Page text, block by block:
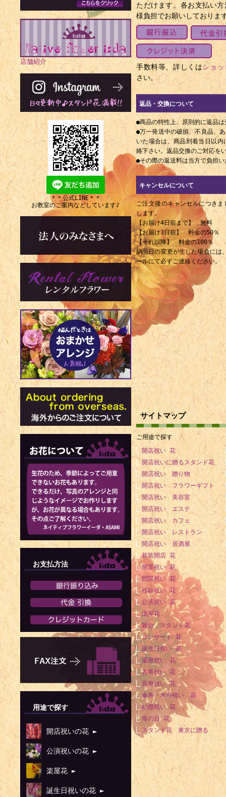
ただけます。各お支払い
様負担でお願いしておりま
手数料等、詳しくはショ
さい。
返品・交換について
●商品の特性上、原則的に返品
●万一発送中の破損、不良品、
いた場合は、商品到着当日以
絡下さい。返品交換のご対応を
●その際の返送料は当方で負担
キャンセルについて
ご注文後のキャンセルにつき
します。
【お届け4日前まで】 無料
【お届け3日前】 料金の50％
【それ以降】 料金の100％
納品日の変更が生じた場合には
ールにて必ずご連絡ください。
サイトマップ
ご用途で探す
開店祝い 花
開店祝いに贈るスタンド花
開店祝い 贈り物
開店祝い フラワーギフト
開店祝い 美容室
開店祝い エステ
開店祝い カフェ
開店祝い レストラン
開店祝い 居酒屋
新装開店 花
開業祝い 花
開院祝い 花
移転祝い 花
公演祝い 花
楽屋花
舞台 スタンド花
コンサート 花
誕生日祝い 花
還暦祝い 花
古希祝い 花
喜寿祝い 花
傘寿・米寿祝い 花
結婚祝い 花
母の日 花
スタンド花 東京に贈る
店舗紹介
＊＊公式LINE＊＊
お教室のご案内などしています♪
お支払方法
用途で探す
開店祝いの花 ►
公演祝いの花 ►
楽屋花 ►
誕生日祝いの花 ►